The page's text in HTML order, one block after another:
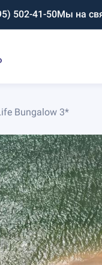
502-41-50Мы на
Bungalow 3*